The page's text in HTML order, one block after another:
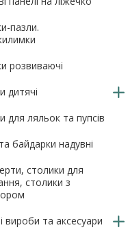
пазли.
розвиваючі
дитячі
для ляльок та пупсів
байдарки надувні
столики для
столики з
вироби та аксесуари